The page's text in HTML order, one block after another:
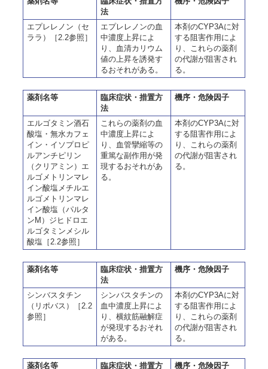
法
エプレレノン（セ
ララ）［2.2参照］
エプレレノンの血
中濃度上昇によ
り、血清カリウム
値の上昇を誘発す
るおそれがある。
本剤のCYP3Aに対
する阻害作用によ
り、これらの薬剤
の代謝が阻害され
る。
薬剤名等
臨床症状・措置方
法
機序・危険因子
エルゴタミン酒石
酸塩・無水カフェ
イン・イソプロピ
ルアンチピリン
（クリアミン）エ
ルゴメトリンマレ
イン酸塩メチルエ
ルゴメトリンマレ
イン酸塩（パルタ
ンM）ジヒドロエ
ルゴタミンメシル
酸塩［2.2参照］
これらの薬剤の血
中濃度上昇によ
り、血管攣縮等の
重篤な副作用が発
現するおそれがあ
る。
本剤のCYP3Aに対
する阻害作用によ
り、これらの薬剤
の代謝が阻害され
る。
薬剤名等
臨床症状・措置方
法
機序・危険因子
シンバスタチン
（リポバス）［2.2
参照］
シンバスタチンの
血中濃度上昇によ
り、横紋筋融解症
が発現するおそれ
がある。
本剤のCYP3Aに対
する阻害作用によ
り、これらの薬剤
の代謝が阻害され
る。
薬剤名等
臨床症状・措置方
機序・危険因子